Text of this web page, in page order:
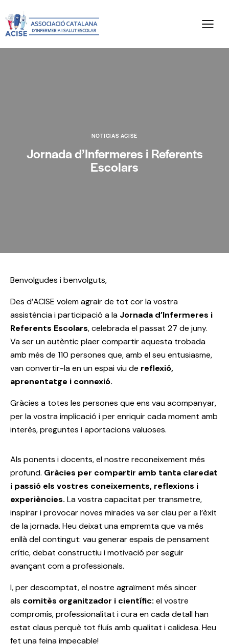
NOTICIAS ACISE
Jornada d’Infermeres i Referents
Escolars
Benvolgudes i benvolguts,
Des d’ACISE volem agrair de tot cor la vostra
assistència i participació a la Jornada d’Infermeres i
Referents Escolars, celebrada el passat 27 de juny.
Va ser un autèntic plaer compartir aquesta trobada
amb més de 110 persones que, amb el seu entusiasme,
van convertir-la en un espai viu de reflexió,
aprenentatge i connexió.
Gràcies a totes les persones que ens vau acompanyar,
per la vostra implicació i per enriquir cada moment amb
interès, preguntes i aportacions valuoses.
Als ponents i docents, el nostre reconeixement més
profund. Gràcies per compartir amb tanta claredat
i passió els vostres coneixements, reflexions i
experiències. La vostra capacitat per transmetre,
inspirar i provocar noves mirades va ser clau per a l’èxit
de la jornada. Heu deixat una empremta que va més
enllà del contingut: vau generar espais de pensament
crític, debat constructiu i motivació per seguir
avançant com a professionals.
I, per descomptat, el nostre agraïment més sincer
als comitès organitzador i científic: el vostre
compromís, professionalitat i cura en cada detall han
estat claus perquè tot fluís amb qualitat i calidesa. Heu
fet una feina impecable!